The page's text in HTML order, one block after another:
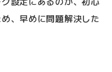
、早めに問題解決した